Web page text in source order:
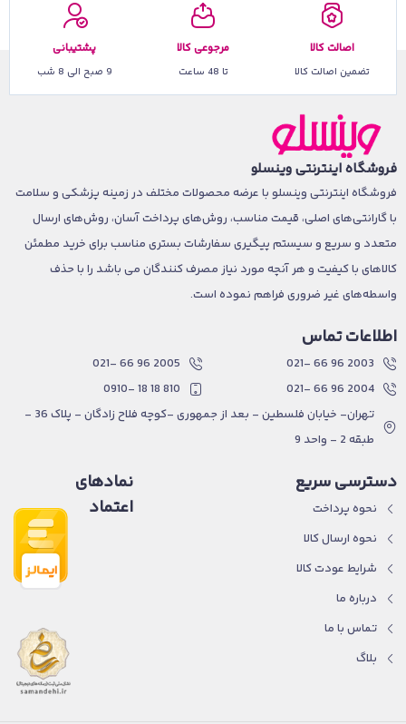
اصالت کالا
تضمین اصالت کالا
مرجوعی کالا
تا 48 ساعت
پشتیبانی
9 صبح الی 8 شب
فروشگاه اینترنتی وینسلو
فروشگاه اینترنتی وینسلو با عرضه محصولات مختلف در زمینه پزشکی و سلامت
با گارانتی‌های اصلی، قیمت مناسب، روش‌های پرداخت آسان، روش‌های ارسال
متعدد و سریع و سیستم پیگیری سفارشات بستری مناسب برای خرید مطمئن
کالاهای با کیفیت و هر آنچه مورد نیاز مصرف کنندگان می باشد را با حذف
واسطه‌های غیر ضروری فراهم نموده است.
اطلاعات تماس
2003 96 66 -021
2004 96 66 -021
2005 96 66 -021
810 18 18 -0910
تهران- خیابان فلسطین - بعد از جمهوری -کوچه فلاح زادگان - پلاک 36 -
طبقه 2 - واحد 9
دسترسی سریع
نحوه پرداخت
نحوه ارسال کالا
شرایط عودت کالا
درباره ما
تماس با ما
بلاگ
نمادهای
اعتماد